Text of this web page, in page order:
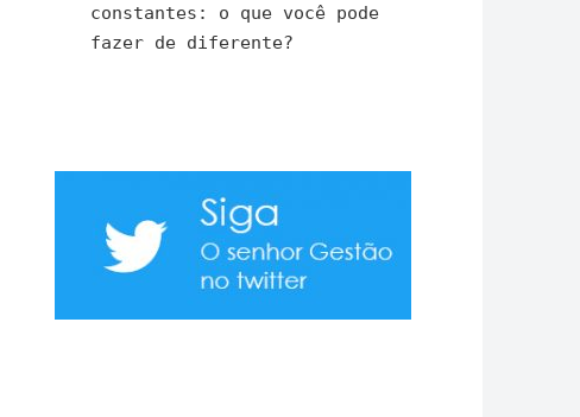
constantes: o que você pode
fazer de diferente?